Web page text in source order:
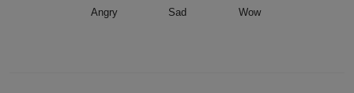
Angry Sad Wow